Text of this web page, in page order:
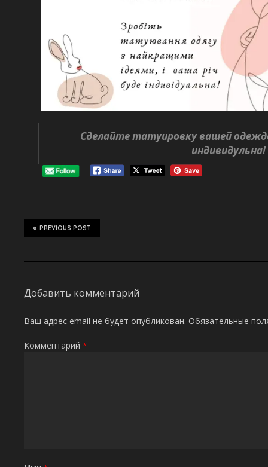
Сделайте татуировку вашей
индивидульна!
PREVIOUS POST
Добавить комментарий
Ваш адрес email не будет опубликован. Обязательные
Комментарий *